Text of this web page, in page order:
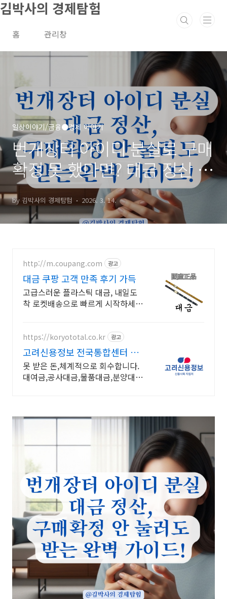
본문 바로가기
김박사의 경제탐험
홈 관리창
일상이야기/금융●경제 이야기
번개장터 아이디 분실로 구매
확정 못 했다면? 대금 정산 처
리는 이렇게!
by 김박사의 경제탐험 2026. 3. 14.
http://m.coupang.com 광고
대금 쿠팡 고객 만족 후기 가득
고급스러운 플라스틱 대금, 내일도
착 로켓배송으로 빠르게 시작하세
https://koryototal.co.kr 광고
고려신용정보 전국통합센터 전
지역 미수금 전문상담
못 받은 돈,체계적으로 회수합니다.
대여금,공사대금,물품대금,분양대